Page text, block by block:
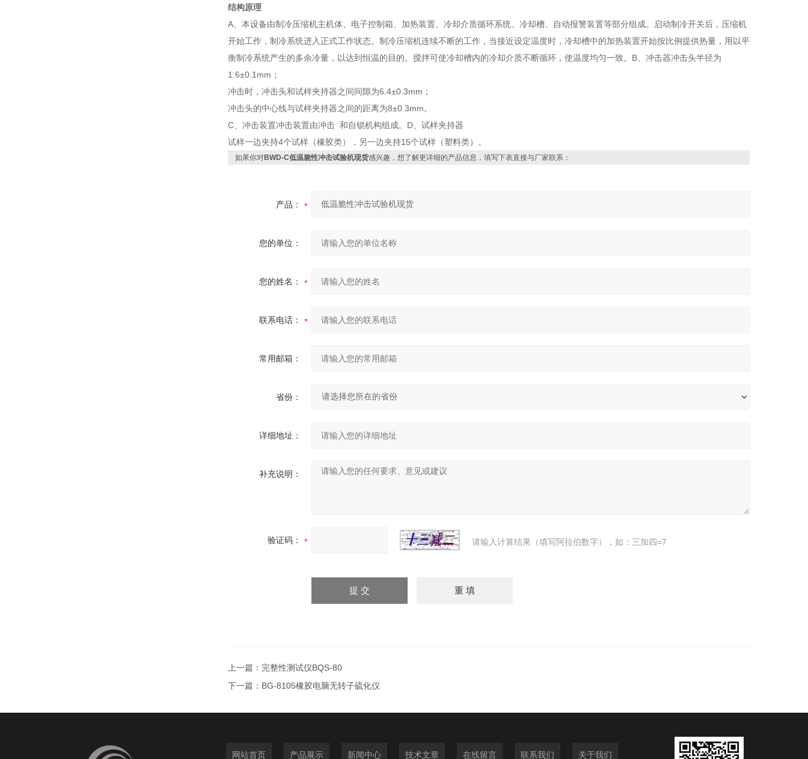
结构原理
A、本设备由制冷压缩机主机体、电子控制箱、加热装置、冷却介质循环系统、冷却槽、自动报警装置等部分组成。启动制冷开关后，压缩机
开始工作，制冷系统进入正式工作状态。制冷压缩机连续不断的工作，当接近设定温度时，冷却槽中的加热装置开始按比例提供热量，用以平
衡制冷系统产生的多余冷量，以达到恒温的目的。搅拌可使冷却槽内的冷却介质不断循环，使温度均匀一致。B、冲击器冲击头半径为
1.6±0.1mm；
冲击时，冲击头和试样夹持器之间间隙为6.4±0.3mm；
冲击头的中心线与试样夹持器之间的距离为8±0.3mm。
C、冲击装置冲击装置由冲击 和自锁机构组成。D、试样夹持器
试样一边夹持4个试样（橡胶类），另一边夹持15个试样（塑料类）。
如果你对BWD-C低温脆性冲击试验机现货感兴趣，想了解更详细的产品信息，填写下表直接与厂家联系：
产品：
您的单位：
您的姓名：
联系电话：
常用邮箱：
省份：
详细地址：
补充说明：
验证码： 请输入计算结果（填写阿拉伯数字），如：三加四=7
上一篇： 完整性测试仪BQS-80
下一篇： BG-8105橡胶电脑无转子硫化仪
网站首页 产品展示 新闻中心 技术文章 在线留言 联系我们 关于我们